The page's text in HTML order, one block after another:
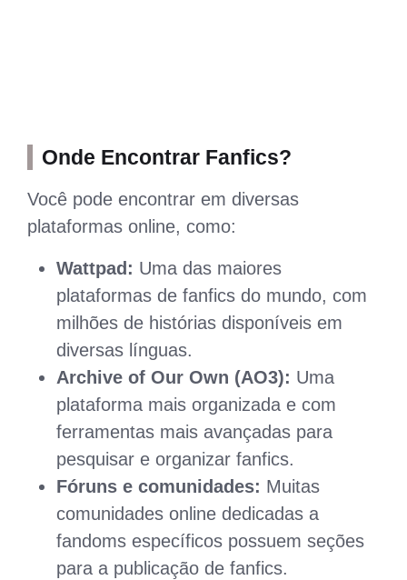
Onde Encontrar Fanfics?
Você pode encontrar em diversas
plataformas online, como:
Wattpad: Uma das maiores
plataformas de fanfics do mundo, com
milhões de histórias disponíveis em
diversas línguas.
Archive of Our Own (AO3): Uma
plataforma mais organizada e com
ferramentas mais avançadas para
pesquisar e organizar fanfics.
Fóruns e comunidades: Muitas
comunidades online dedicadas a
fandoms específicos possuem seções
para a publicação de fanfics.